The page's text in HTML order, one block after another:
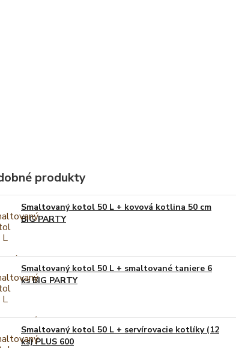
produkty
Smaltovaný kotol 50 L + kovová kotlina 50 cm
BIG PARTY
Smaltovaný kotol 50 L + smaltované taniere 6
ks BIG PARTY
Smaltovaný kotol 50 L + servírovacie kotlíky (12
ks) PLUS 600